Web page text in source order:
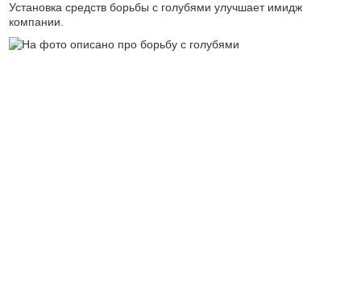
Установка средств борьбы с голубями улучшает имидж
компании.